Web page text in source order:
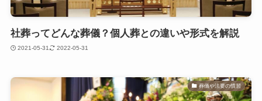
社葬ってどんな葬儀？個人葬との違いや形式を解説
2021-05-31 2022-05-31
葬儀や法要の慣習